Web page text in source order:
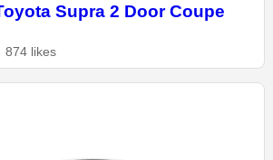
Supra 2 Door Coupe
874 likes